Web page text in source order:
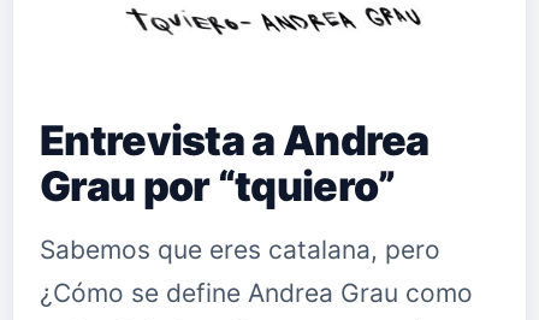
Entrevista a Andrea
Grau por “tquiero”
Sabemos que eres catalana, pero
¿Cómo se define Andrea Grau como